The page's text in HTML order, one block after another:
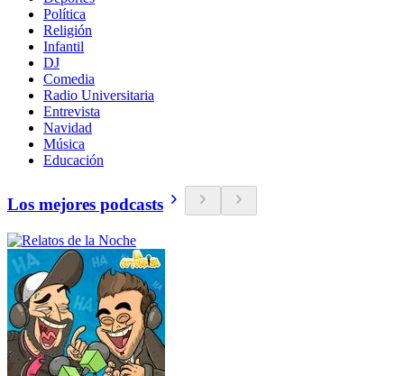
Política
Religión
Infantil
DJ
Comedia
Radio Universitaria
Entrevista
Navidad
Música
Educación
Los mejores podcasts